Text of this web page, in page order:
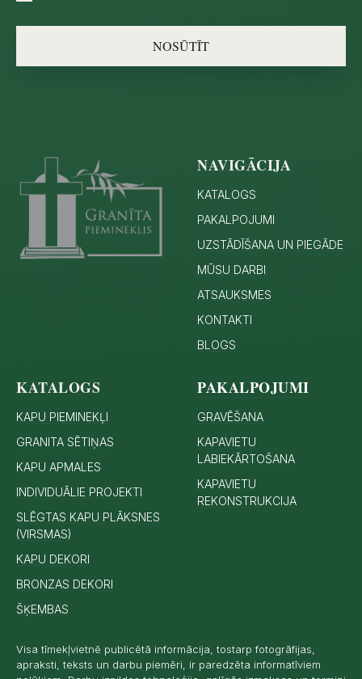
NOSŪTĪT
NAVIGĀCIJA
KATALOGS
PAKALPOJUMI
UZSTĀDĪŠANA UN PIEGĀDE
MŪSU DARBI
ATSAUKSMES
KONTAKTI
BLOGS
KATALOGS
KAPU PIEMINEKĻI
GRANITA SĒTIŅAS
KAPU APMALES
INDIVIDUĀLIE PROJEKTI
SLĒGTAS KAPU PLĀKSNES
(VIRSMAS)
KAPU DEKORI
BRONZAS DEKORI
ŠĶEMBAS
PAKALPOJUMI
GRAVĒŠANA
KAPAVIETU
LABIEKĀRTOŠANA
KAPAVIETU
REKONSTRUKCIJA
Visa tīmekļvietnē publicētā informācija, tostarp fotogrāfijas,
apraksti, teksts un darbu piemēri, ir paredzēta informatīviem